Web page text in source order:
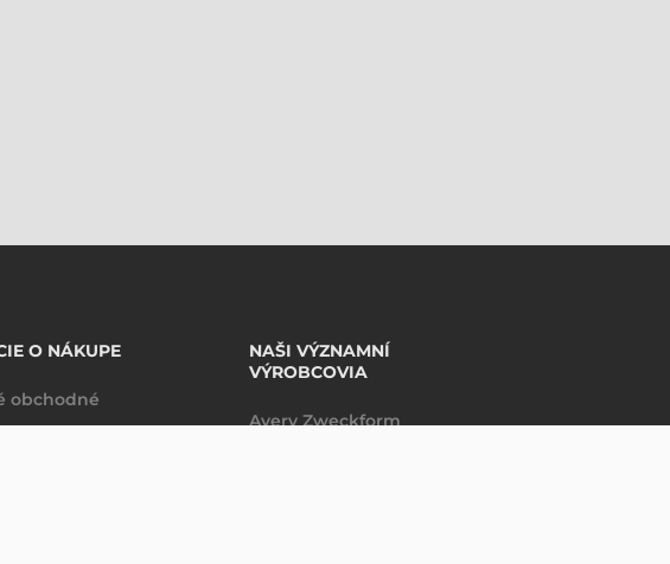
O NÁKUPE
obchodné
NAŠI VÝZNAMNÍ
VÝROBCOVIA
Avery Zweckform